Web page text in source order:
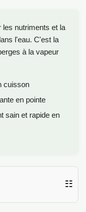
les nutriments et la
l'eau. C'est la
à la vapeur
cuisson
en pointe
sain et rapide en
☷